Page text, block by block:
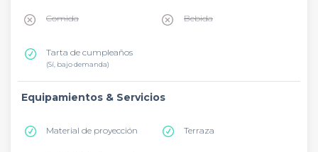
Comida Bebida
Tarta de cumpleaños
(Sí, bajo demanda)
Equipamientos & Servicios
Material de proyección Terraza